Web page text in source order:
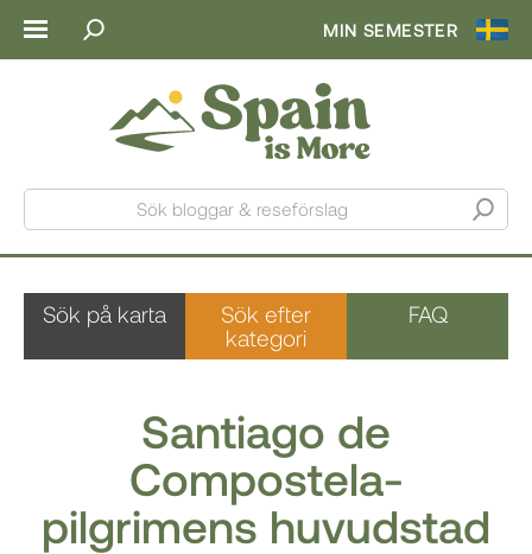
MIN SEMESTER
Sök bloggar & reseförslag
Sök på karta
Sök efter
kategori
FAQ
Santiago de
Compostela-
pilgrimens huvudstad